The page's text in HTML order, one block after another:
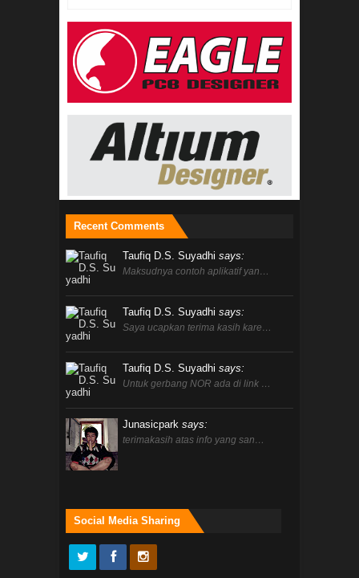
Recent Comments
Taufiq D.S. Suyadhi says:
Maksudnya contoh aplikatif yan…
Taufiq D.S. Suyadhi says:
Saya ucapkan terima kasih kare…
Taufiq D.S. Suyadhi says:
Untuk gerbang NOR ada di link …
Junasicpark says:
terimakasih atas info yang san…
Social Media Sharing